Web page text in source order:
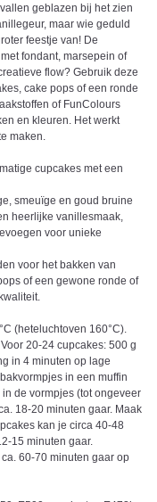
geblazen bij het zien
maar wie geduld
feestje van! De
fondant, marsepein of
flow? Gebruik deze
cake pops of een ronde
of FunColours
en kleuren. Het werkt
maken.
cupcakes met een
smeuïge en goud bruine
heerlijke vanillesmaak,
voor unieke
voor het bakken van
of een gewone ronde of
(heteluchtoven 160°C).
20-24 cupcakes: 500 g
in 4 minuten op lage
in een muffin
de vormpjes (tot ongeveer
18-20 minuten gaar. Maak
kan je circa 40-48
15 minuten gaar.
60-70 minuten gaar op